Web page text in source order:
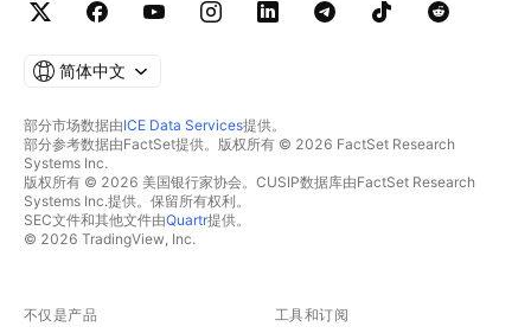
简体中文
部分市场数据由ICE Data Services提供。
部分参考数据由FactSet提供。版权所有 © 2026 FactSet Research
Systems Inc.
版权所有 © 2026 美国银行家协会。CUSIP数据库由FactSet Research
Systems Inc.提供。保留所有权利。
SEC文件和其他文件由Quartr提供。
© 2026 TradingView, Inc.
不仅是产品 工具和订阅